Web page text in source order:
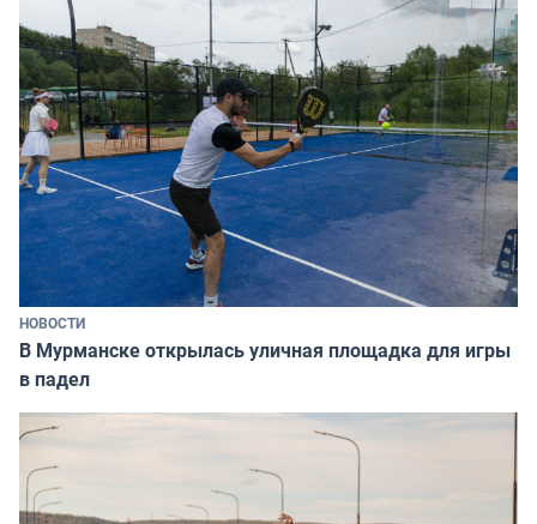
НОВОСТИ
В Мурманске открылась уличная площадка для игры
в падел